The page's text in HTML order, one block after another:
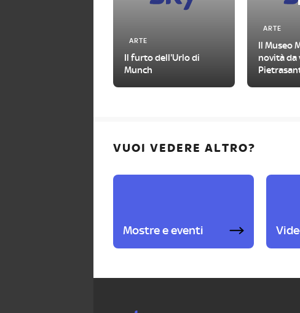
ARTE
Il furto dell'Urlo di
Munch
ARTE
Il Museo
novità da
VUOI VEDERE ALTRO?
Mostre e eventi